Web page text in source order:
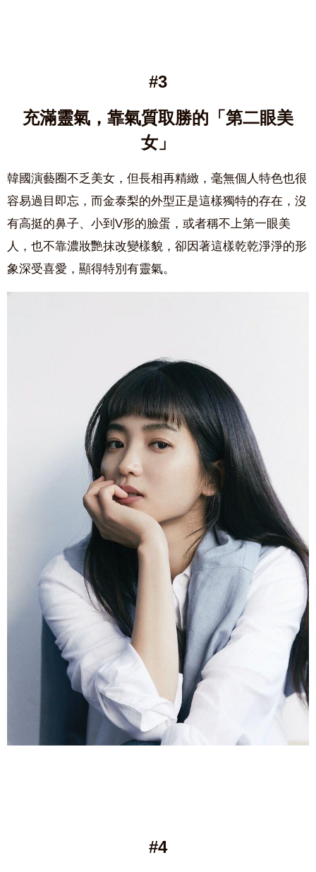
#3
充滿靈氣， 靠氣質取勝的「第二眼美
女」
韓國演藝圈不乏美女，但長相再精緻，毫無個人特色也很
容易過目即忘，而金泰梨的外型正是這樣獨特的存在，沒
有高挺的鼻子、小到V形的臉蛋，或者稱不上第一眼美
人，也不靠濃妝艷抹改變樣貌，卻因著這樣乾乾淨淨的形
象深受喜愛，顯得特別有靈氣。
#4